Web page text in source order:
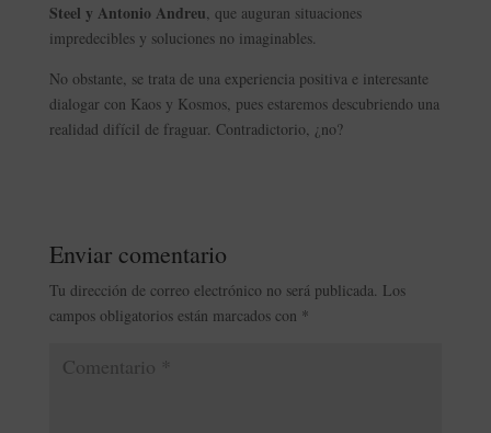
Steel y Antonio Andreu, que auguran situaciones
impredecibles y soluciones no imaginables.
No obstante, se trata de una experiencia positiva e interesante
dialogar con Kaos y Kosmos, pues estaremos descubriendo una
realidad difícil de fraguar. Contradictorio, ¿no?
Enviar comentario
Tu dirección de correo electrónico no será publicada. Los
campos obligatorios están marcados con *